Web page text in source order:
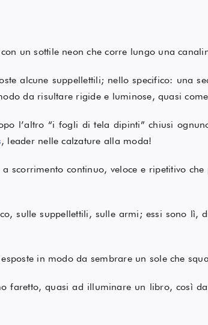
un sottile neon che corre lungo una
alcune suppellettili; nello specifico: una
da risultare rigide e luminose, quasi
l’altro “i fogli di tela dipinti” chiusi
, leader nelle calzature alla moda!
scorrimento continuo, veloce e ripetitivo
sulle suppellettili, sulle armi; essi sono lì,
in modo da sembrare un sole che
faretto, quasi ad illuminare un libro, così da